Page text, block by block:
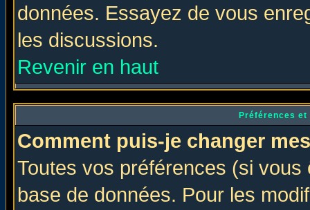
données. Essayez de vous
les discussions.
Revenir en haut
Préférences
Comment puis-je changer
Toutes vos préférences (si
base de données. Pour les